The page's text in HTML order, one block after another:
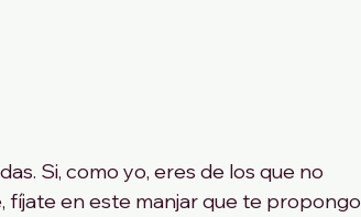
Si, como yo, eres de los que no
fíjate en este manjar que te propongo